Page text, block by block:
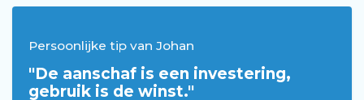
Persoonlijke tip van Johan
"De aanschaf is een investering,
gebruik is de winst."